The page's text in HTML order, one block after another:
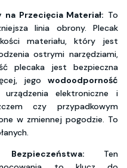
Przecięcia Materiał: To
linia obrony. Plecak
materiału, który jest
ostrymi narzędziami,
plecaka jest bezpieczna
jego wodoodporność
elektroniczne i
czy przypadkowym
w zmiennej pogodzie. To
Ten